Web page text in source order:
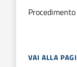
VAI ALLA